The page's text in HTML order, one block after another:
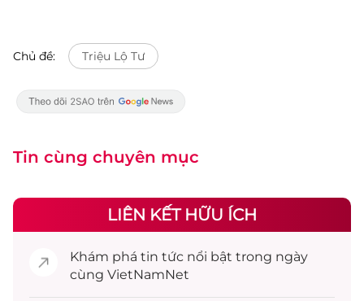
Chủ đề: Triệu Lộ Tư
Tin cùng chuyên mục
LIÊN KẾT HỮU ÍCH
Khám phá tin tức nổi bật trong ngày
cùng VietNamNet